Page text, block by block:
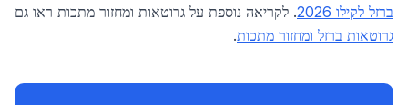
ברזל לקילו 2026
. לקריאה נוספת על גרוטאות ומחזור מתכות ראו גם
גרוטאות ברזל ומחזור מתכות.